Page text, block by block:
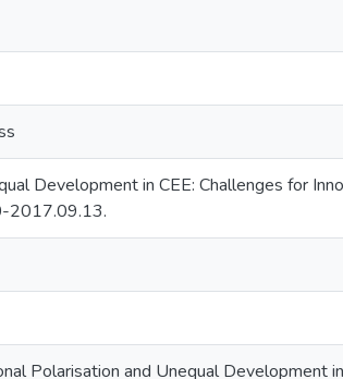
Development in CEE: Challenges for
2017.09.13.
Polarisation and Unequal Development